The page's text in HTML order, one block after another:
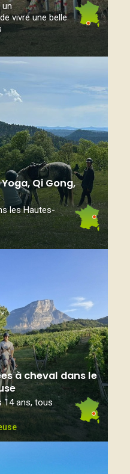
vivre une belle
Qi Gong,
les Hautes-
à cheval dans le
14 ans, tous